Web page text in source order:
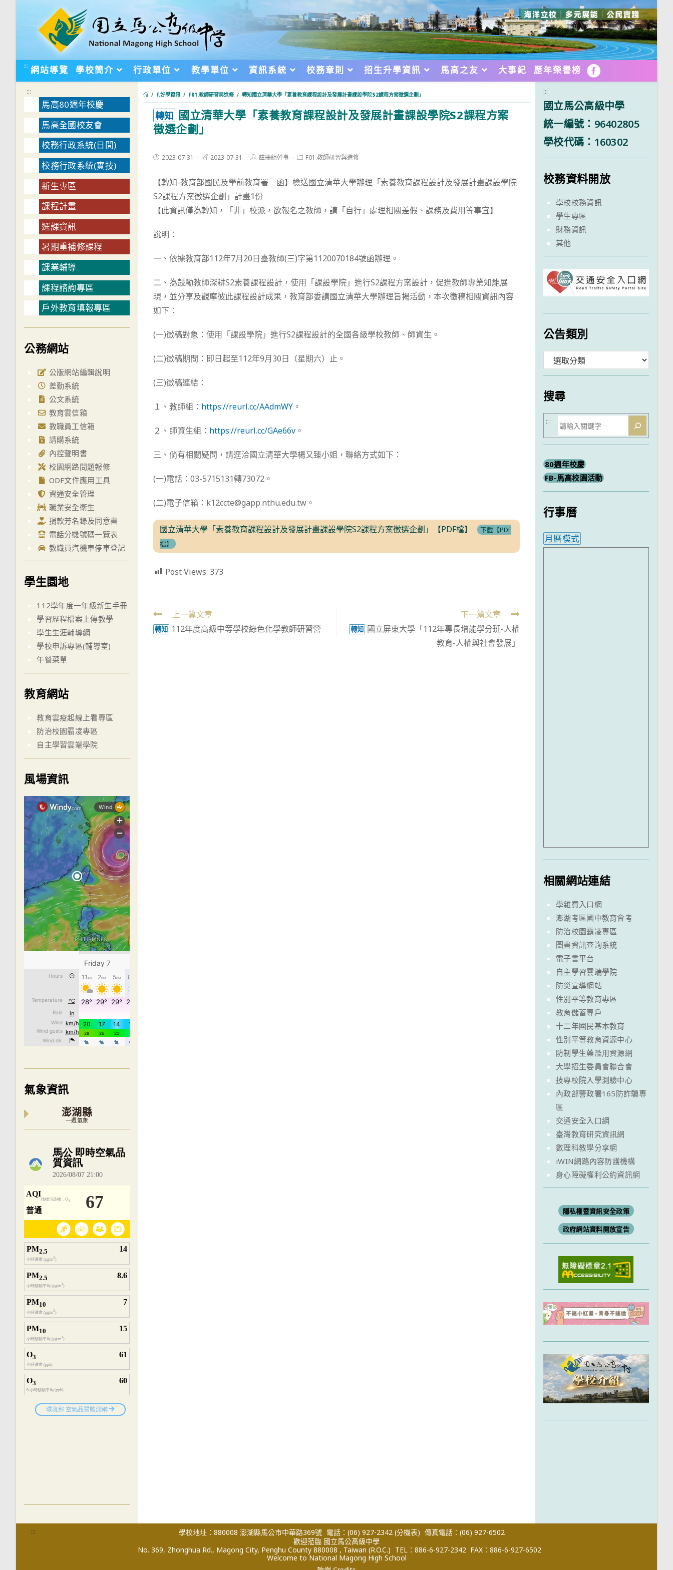
::: 網站導覽 學校簡介 行政單位 教學單位 資訊系統 校務章則 招生升學資訊 馬高之友 大事紀 歷年榮譽榜 FB
/ F.好學資訊 / F01.教師研習與進修 / 轉知國立清華大學「素養教育課程設計及發展計畫課設學院S2課程方案徵選企劃」
轉知 國立清華大學「素養教育課程設計及發展計畫課設學院S2課程方案
徵選企劃」
Post2023-07-31
Post2023-07-31
Post註冊組幹事
PostF01.教師研習與進修
【轉知-教育部國民及學前教育署 函】檢送國立清華大學辦理「素養教育課程設計及發展計畫課設學院
S2課程方案徵選企劃」計畫1份
【此資訊僅為轉知，「非」校派，欲報名之教師，請「自行」處理相關差假、課務及費用等事宜】
說明：
一、依據教育部112年7月20日臺教師(三)字第1120070184號函辦理。
二、為鼓勵教師深耕S2素養課程設計，使用「課設學院」進行S2課程方案設計，促進教師專業知能展
現，並分享及觀摩彼此課程設計成果，教育部委請國立清華大學辦理旨揭活動，本次徵稿相關資訊內容
如下：
(一)徵稿對象：使用「課設學院」進行S2課程設計的全國各級學校教師、師資生。
(二)徵稿期間：即日起至112年9月30日（星期六）止。
(三)徵稿連結：
１、教師組： https://reurl.cc/AAdmWY 。
２、師資生組： https://reurl.cc/GAe66v 。
三、倘有相關疑問，請逕洽國立清華大學楊又臻小姐，聯絡方式如下：
(一)電話：03-5715131轉73072。
(二)電子信箱：k12ccte@gapp.nthu.edu.tw。
國立清華大學「素養教育課程設計及發展計畫課設學院S2課程方案徵選企劃」【PDF檔】
下載【PDF
檔】
Post Views: 373
Read
more
上一篇文章
轉知 112年度高級中等學校綠色化學教師研習營
下一篇文章
轉知 國立屏東大學「112年專長增能學分班-人權
教育-人權與社會發展」
:::
馬高80週年校慶
馬高全國校友會
校務行政系統(日間)
校務行政系統(實技)
新生專區
課程計畫
選課資訊
暑期重補修課程
課業輔導
課程諮詢專區
戶外教育填報專區
公務網站
公版網站編輯說明
差勤系統
公文系統
教育雲信箱
教職員工信箱
請購系統
內控聲明書
校園網路問題報修
ODF文件應用工具
資通安全管理
職業安全衛生
捐款芳名錄及同意書
電話分機號碼一覽表
教職員汽機車停車登記
學生園地
112學年度一年級新生手冊
學習歷程檔案上傳教學
學生生涯輔導網
學校申訴專區(輔導室)
午餐菜單
教育網站
教育雲疫起線上看專區
防治校園霸凌專區
自主學習雲端學院
風場資訊
氣象資訊
澎湖縣
一週氣象
內嵌空氣品質小工具為視覺預覽，完整即時空氣品質資料請開啟
:::
國立馬公高級中學
統一編號：96402805
學校代碼：160302
校務資料開放
學校校務資訊
學生專區
財務資訊
其他
公告類別
類
搜尋
搜
尋
:::
80週年校慶
FB-馬高校園活動
行事曆
月曆模式
相關網站連結
學雜費入口網
澎湖考區國中教育會考
防治校園霸凌專區
圖書資訊查詢系統
電子書平台
自主學習雲端學院
防災宣導網站
性別平等教育專區
教育儲蓄專戶
十二年國民基本教育
性別平等教育資源中心
防制學生藥濫用資源網
大學招生委員會聯合會
技專校院入學測驗中心
內政部警政署165防詐騙專
區
交通安全入口網
臺灣教育研究資訊網
數理科教學分享網
iWIN網路內容防護機構
身心障礙權利公約資訊網
隱私權暨資訊安全政策
政府網站資料開放宣告
::: 學校地址：880008 澎湖縣馬公市中華路369號 電話：(06) 927-2342 (分機表) 傳真電話：(06) 927-6502
歡迎蒞臨 國立馬公高級中學
No. 369, Zhonghua Rd., Magong City, Penghu County 880008 , Taiwan (R.O.C.) TEL：886-6-927-2342 FAX：886-6-927-6502
Welcome to National Magong High School